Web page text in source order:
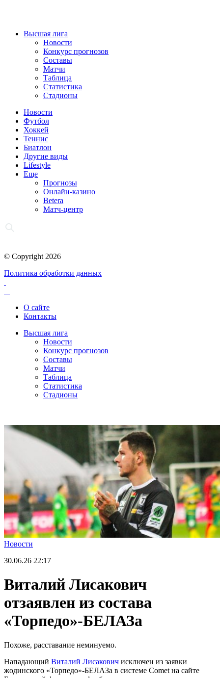
Высшая лига
Новости
Конкурс прогнозов
Составы
Матчи
Таблица
Статистика
Стадионы
Новости
Футбол
Хоккей
Теннис
Биатлон
Другие виды
Lifestyle
Еще
Прогнозы
Онлайн-казино
Betera
Матч-центр
© Copyright 2026
Политика обработки данных
О сайте
Контакты
Высшая лига
Новости
Конкурс прогнозов
Составы
Матчи
Таблица
Статистика
Стадионы
Новости
30.06.26 22:17
Виталий Лисакович
отзаявлен из состава
«Торпедо»-БЕЛАЗа
Похоже, расставание неминуемо.
Нападающий Виталий Лисакович исключен из заявки
жодинского «Торпедо»-БЕЛАЗа в системе Comet на сайте